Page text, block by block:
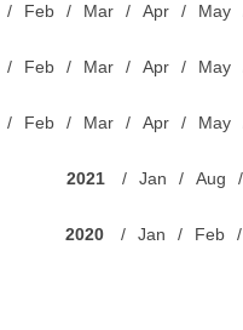
Feb Mar Apr May
Feb Mar Apr May
Feb Mar Apr May
2021 Jan Aug
2020 Jan Feb